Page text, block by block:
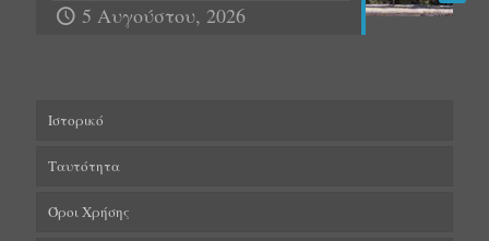
5 Αυγούστου, 2026
Ιστορικό
Ταυτότητα
Όροι Χρήσης